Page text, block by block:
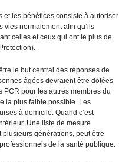
et les bénéfices consiste à autoriser
vies normalement afin qu’ils
celles et ceux qui ont le plus de
le but central des réponses de
âgées devraient être dotées
PCR pour les autres membres du
la plus faible possible. Les
à domicile. Quand c’est
Une liste de mesure
générations, peut être
de la santé publique.